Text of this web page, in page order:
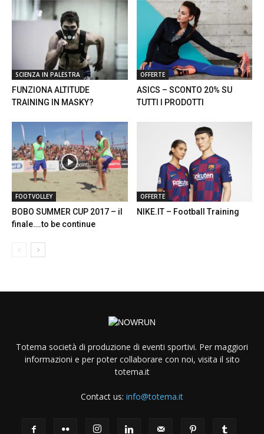
SCIENZA IN PALESTRA
FUNZIONA ALTITUDE
TRAINING IN MASKY?
OFFERTE
ASICS – SCONTO 20% SU
TUTTI I PRODOTTI
FOOTVOLLEY
BOBO SUMMER CUP 2017 – il
finale….to be continue
OFFERTE
NIKE.IT – Football Training
Totema società di produzione di eventi sportivi. Per maggiori
informazioni e per poter collaborare con noi, visita il sito
totema.it
Contact us: info@totema.it